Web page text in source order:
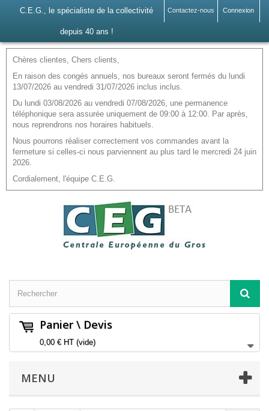
Connexion
Contactez-nous
C.E.G., le spécialiste de la collectivité
depuis 40 ans !
Chères clientes, Chers clients,
En raison des congés annuels, nos bureaux seront fermés du lundi
13/07/2026 au vendredi 31/07/2026 inclus inclus.
Du lundi 03/08/2026 au vendredi 07/08/2026, une permanence
téléphonique sera assurée uniquement de 09:00 à 12:00. Par après,
nous reprendrons nos horaires habituels.
Nous pourrons réaliser correctement vos commandes avant la
fermeture si celles-ci nous parviennent au plus tard le mercredi 24 juin
2026.
Cordialement, l'équipe C.E.G.
Panier \ Devis
0,00 €HT (vide)
MENU